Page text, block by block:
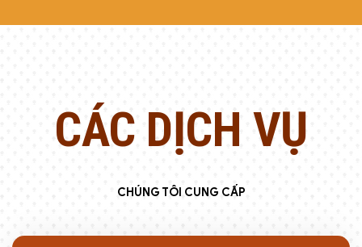
CÁC DỊCH VỤ
CHÚNG TÔI CUNG CẤP